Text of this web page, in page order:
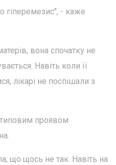
гіперемезис", - каже
вона спочатку не
Навіть коли її
лікарі не поспішали з
проявом
що щось не так. Навіть на